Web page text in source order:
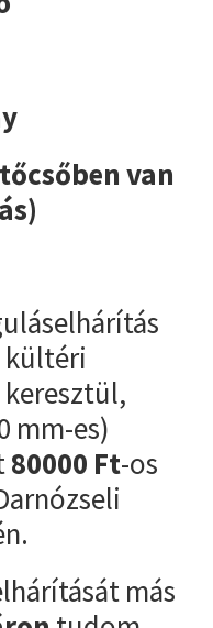
van
mm-es)
80000 Ft-os
más